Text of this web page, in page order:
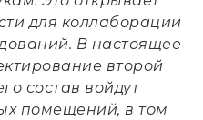
для коллаборации
В настоящее
второй
состав войдут
помещений, в том